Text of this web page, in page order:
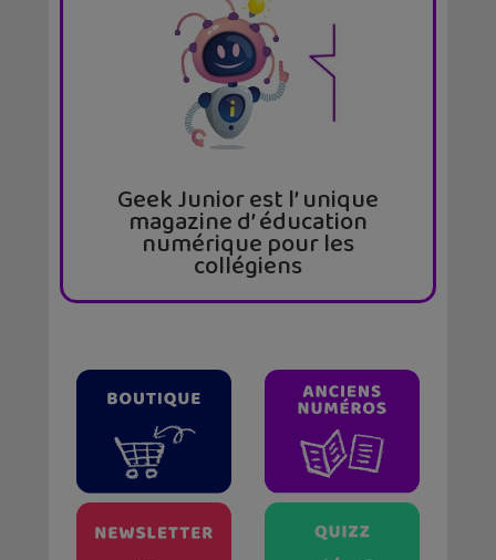
Geek Junior est l’ unique
magazine d’ éducation
numérique pour les
collégiens